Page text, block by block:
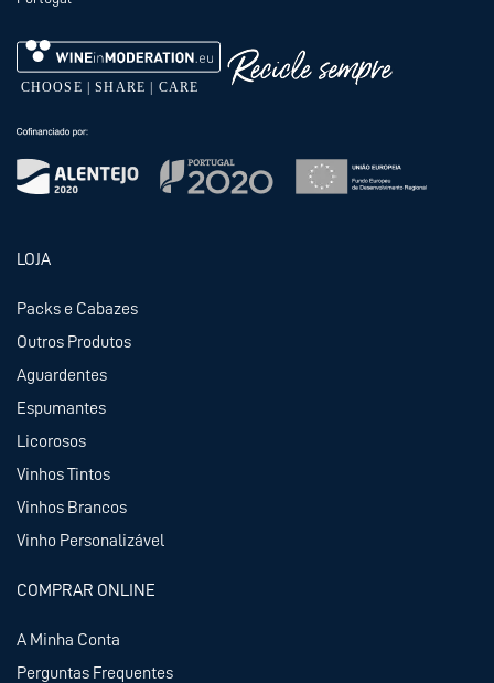
LOJA
Packs e Cabazes
Outros Produtos
Aguardentes
Espumantes
Licorosos
Vinhos Tintos
Vinhos Brancos
Vinho Personalizável
COMPRAR ONLINE
A Minha Conta
Perguntas Frequentes